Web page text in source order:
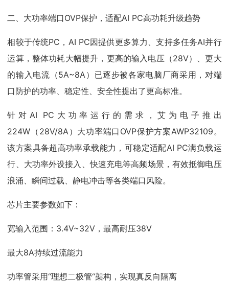
二、大功率端口OVP保护，适配AI PC高功耗升级趋势
相较于传统PC，AI PC因提供更多算力、支持多任务AI并行
运算，整体功耗大幅提升，更高的输入电压（28V）、更大
的输入电流（5A~8A）已逐步被各家电脑厂商采用，对端
口防护的功率、稳定性、安全性提出了更高标准。
针对AI PC大功率运行的需求，艾为电子推出
224W（28V/8A）大功率端口OVP保护方案AWP32109。
该方案具备超高功率承载能力，可稳定适配AI PC满负载运
行、大功率外设接入、快速充电等高频场景，有效抵御电压
浪涌、瞬间过载、静电冲击等各类端口风险。
芯片主要参数如下：
宽输入范围：3.4V~32V，最高耐压38V
最大8A持续过流能力
功率管采用“理想二极管“架构，实现真反向隔离